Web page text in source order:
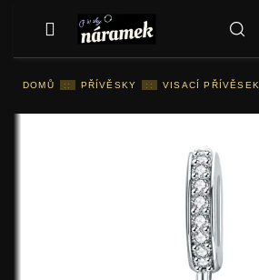
DOMŮ :: PŘÍVĚSKY :: VISACÍ PŘÍVĚSEK